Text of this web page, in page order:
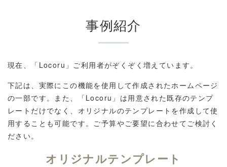
事例紹介
現在、「Locoru」ご利用者がぞくぞく増えています。
下記は、実際にこの機能を使用して作成されたホームページ
の一部です。また、「Locoru」は用意された既存のテンプ
レートだけでなく、オリジナルのテンプレートを作成して使
用することも可能です。ご予算やご要望に合わせてご検討く
ださい。
オリジナルテンプレート